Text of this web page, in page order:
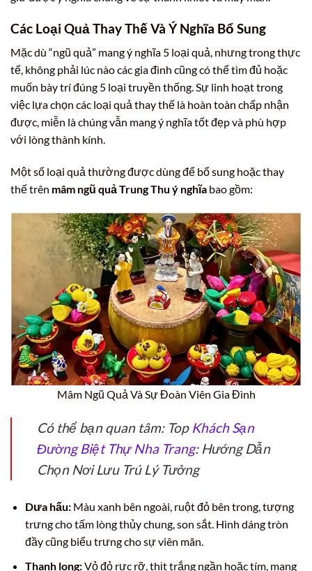
Các Loại Quả Thay Thế Và Ý Nghĩa Bổ Sung
Mặc dù “ngũ quả” mang ý nghĩa 5 loại quả, nhưng trong thực
tế, không phải lúc nào các gia đình cũng có thể tìm đủ hoặc
muốn bày trí đúng 5 loại truyền thống. Sự linh hoạt trong
việc lựa chọn các loại quả thay thế là hoàn toàn chấp nhận
được, miễn là chúng vẫn mang ý nghĩa tốt đẹp và phù hợp
với lòng thành kính.
Một số loại quả thường được dùng để bổ sung hoặc thay
thế trên mâm ngũ quả Trung Thu ý nghĩa bao gồm:
Mâm Ngũ Quả Và Sự Đoàn Viên Gia Đình
Có thể bạn quan tâm: Top Khách Sạn
Đường Biệt Thự Nha Trang: Hướng Dẫn
Chọn Nơi Lưu Trú Lý Tưởng
Dưa hấu:Màu xanh bên ngoài, ruột đỏ bên trong, tượng
trưng cho tấm lòng thủy chung, son sắt. Hình dáng tròn
đầy cũng biểu trưng cho sự viên mãn.
Thanh long:Vỏ đỏ rực rỡ, thịt trắng ngần hoặc tím, mang